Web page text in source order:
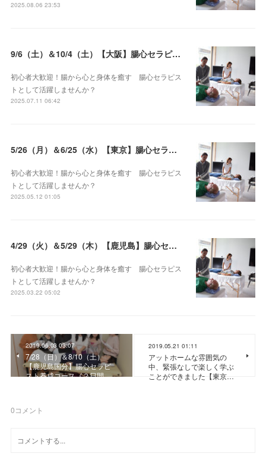
2025.08.06 23:53
9/6（土）＆10/4（土）【大阪】腸心セラピスト養成コース《２日間コース》開講決定
初心者大歓迎！腸から心と身体を癒す 腸心セラピス
トとして活躍しませんか？
2025.07.11 06:42
5/26（月）＆6/25（水）【東京】腸心セラピスト養成コース《２日間コース》開講決定
初心者大歓迎！腸から心と身体を癒す 腸心セラピス
トとして活躍しませんか？
2025.05.12 01:05
4/29（火）＆5/29（木）【鹿児島】腸心セラピスト養成コース《２日間コース》開講決定
初心者大歓迎！腸から心と身体を癒す 腸心セラピス
トとして活躍しませんか？
2025.03.22 05:02
2019.06.03 03:07
7/28（日）＆8/10（土）
【鹿児島国分】腸心セラピ
スト養成コース《２日間…
2019.05.21 01:11
アットホームな雰囲気の
中、緊張なしで楽しく学ぶ
ことができました【東京…
0コメント